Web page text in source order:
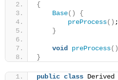
{
Base()
{
preProcess() ;
}
void preProcess()
}
public class Derived